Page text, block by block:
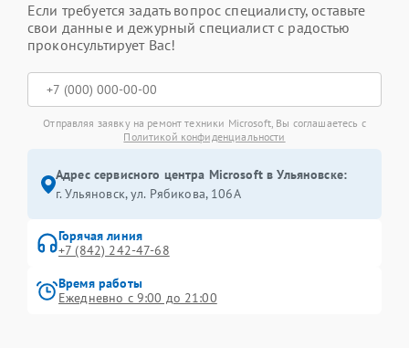
Если требуется задать вопрос специалисту, оставьте
свои данные и дежурный специалист с радостью
проконсультирует Вас!
Отправляя заявку на ремонт техники Microsoft, Вы соглашаетесь с
Политикой конфиденциальности
Адрес сервисного центра Microsoft в Ульяновске:
г. Ульяновск, ул. Рябикова, 106А
Горячая линия
+7 (842) 242-47-68
Время работы
Ежедневно с 9:00 до 21:00